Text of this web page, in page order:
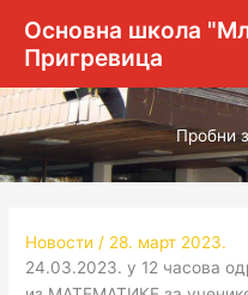
садржај
Основна школа
Пригревица
Пробни
Новости / 28. март 2023.
24.03.2023. у 12 часова